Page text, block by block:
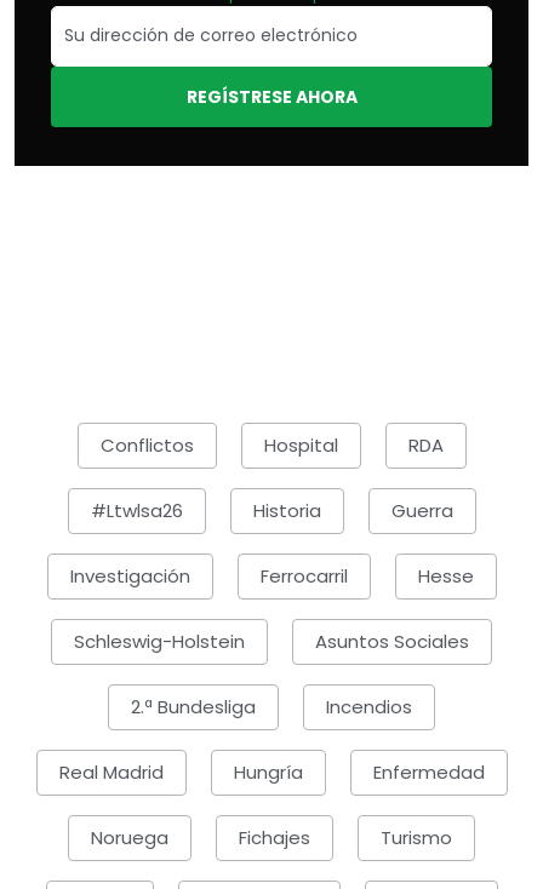
REGÍSTRESE AHORA
Conflictos Hospital RDA
#ltwlsa26 Historia Guerra
Investigación Ferrocarril Hesse
Schleswig-Holstein Asuntos Sociales
2.ª Bundesliga Incendios
Real Madrid Hungría Enfermedad
Noruega Fichajes Turismo